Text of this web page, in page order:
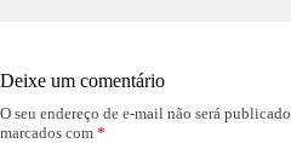
Deixe um comentário
O seu endereço de e-mail não será publicado.
marcados com *